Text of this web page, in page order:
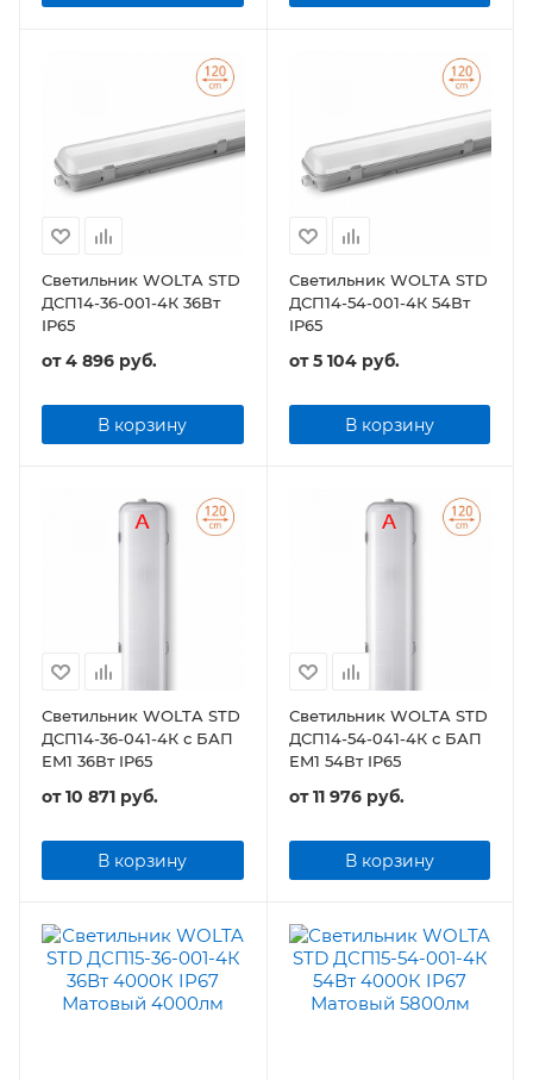
Светильник WOLTA STD
ДСП14-36-001-4К 36Вт
IP65
от4 896 руб.
В корзину
Светильник WOLTA STD
ДСП14-54-001-4К 54Вт
IP65
от5 104 руб.
В корзину
Светильник WOLTA STD
ДСП14-36-041-4К с БАП
EM1 36Вт IP65
от10 871 руб.
В корзину
Светильник WOLTA STD
ДСП14-54-041-4К с БАП
EM1 54Вт IP65
от11 976 руб.
В корзину